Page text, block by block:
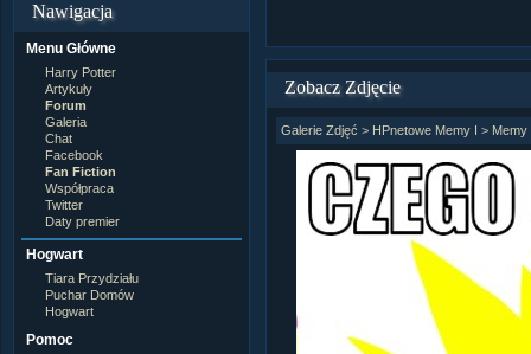
Nawigacja
Menu Główne
Harry Potter
Artykuły
Forum
Galeria
Chat
Facebook
Fan Fiction
Współpraca
Twitter
Daty premier
Hogwart
Tiara Przydziału
Puchar Domów
Hogwart
Pomoc
Zobacz Zdjęcie
Galerie Zdjęć > HPnetowe Memy I > Memy